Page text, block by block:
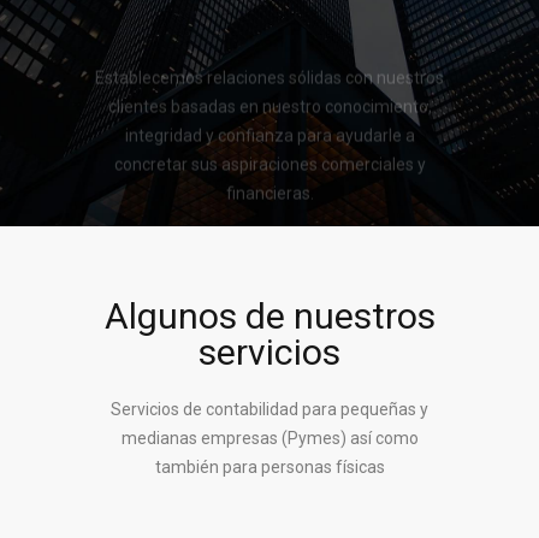
Llamar al 322 779 9188
CONTACTAR
integridad y confianza para ayudarle a
concretar sus aspiraciones comerciales y
financieras.
Llamar al 322 779 9188
CONTACTAR
Algunos de nuestros
servicios
Servicios de contabilidad para pequeñas y
medianas empresas (Pymes) así como
también para personas físicas